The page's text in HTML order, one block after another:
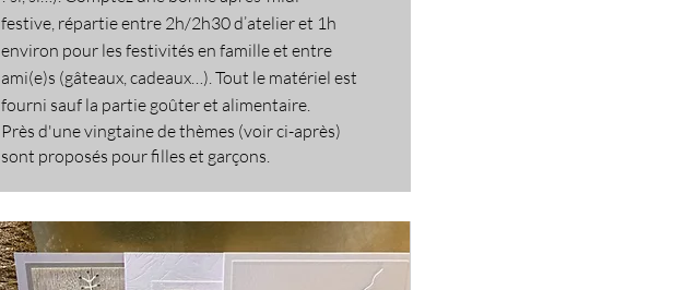
festive, répartie entre 2h/2h30 d’atelier et 1h
environ pour les festivités en famille et entre
ami(e)s (gâteaux, cadeaux…). Tout le matériel est
fourni sauf la partie goûter et alimentaire.
Près d'une vingtaine de thèmes (voir ci-après)
sont proposés pour filles et garçons.